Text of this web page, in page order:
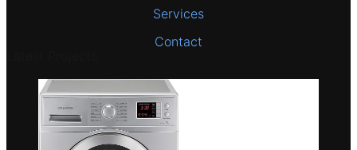
Services
Contact